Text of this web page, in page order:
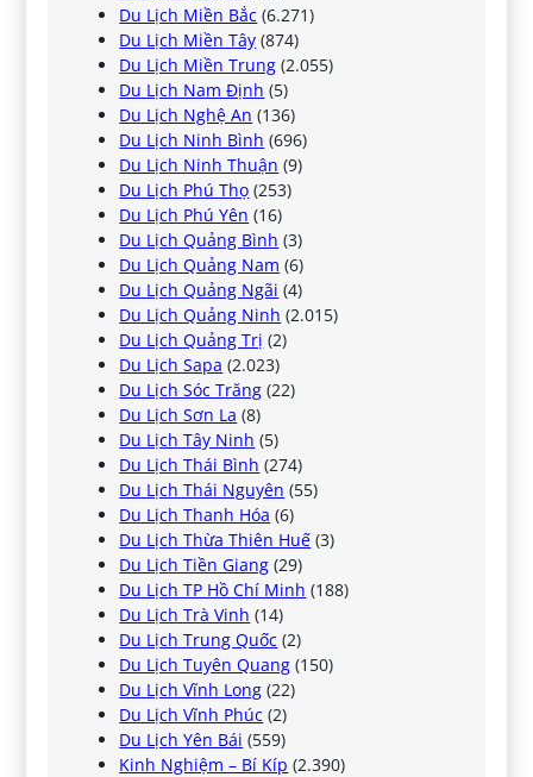
Du Lịch Miền Bắc (6.271)
Du Lịch Miền Tây (874)
Du Lịch Miền Trung (2.055)
Du Lịch Nam Định (5)
Du Lịch Nghệ An (136)
Du Lịch Ninh Bình (696)
Du Lịch Ninh Thuận (9)
Du Lịch Phú Thọ (253)
Du Lịch Phú Yên (16)
Du Lịch Quảng Bình (3)
Du Lịch Quảng Nam (6)
Du Lịch Quảng Ngãi (4)
Du Lịch Quảng Ninh (2.015)
Du Lịch Quảng Trị (2)
Du Lịch Sapa (2.023)
Du Lịch Sóc Trăng (22)
Du Lịch Sơn La (8)
Du Lịch Tây Ninh (5)
Du Lịch Thái Bình (274)
Du Lịch Thái Nguyên (55)
Du Lịch Thanh Hóa (6)
Du Lịch Thừa Thiên Huế (3)
Du Lịch Tiền Giang (29)
Du Lịch TP Hồ Chí Minh (188)
Du Lịch Trà Vinh (14)
Du Lịch Trung Quốc (2)
Du Lịch Tuyên Quang (150)
Du Lịch Vĩnh Long (22)
Du Lịch Vĩnh Phúc (2)
Du Lịch Yên Bái (559)
Kinh Nghiệm – Bí Kíp (2.390)